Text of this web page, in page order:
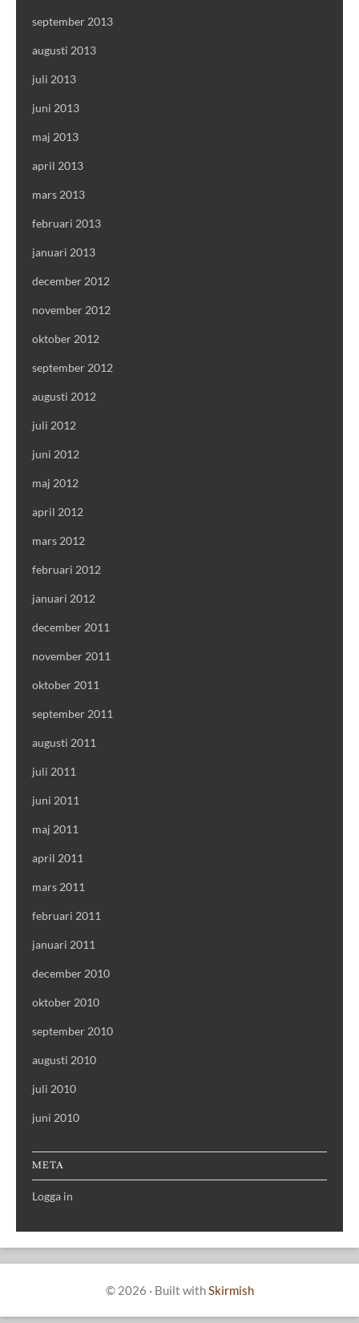
september 2013
augusti 2013
juli 2013
juni 2013
maj 2013
april 2013
mars 2013
februari 2013
januari 2013
december 2012
november 2012
oktober 2012
september 2012
augusti 2012
juli 2012
juni 2012
maj 2012
april 2012
mars 2012
februari 2012
januari 2012
december 2011
november 2011
oktober 2011
september 2011
augusti 2011
juli 2011
juni 2011
maj 2011
april 2011
mars 2011
februari 2011
januari 2011
december 2010
oktober 2010
september 2010
augusti 2010
juli 2010
juni 2010
META
Logga in
© 2026 · Built with Skirmish